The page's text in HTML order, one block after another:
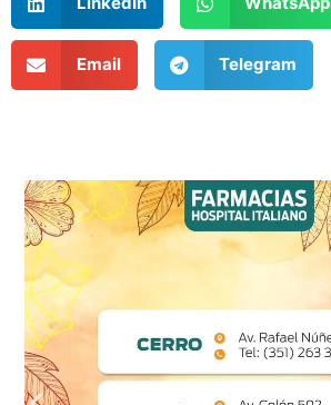
Email Telegram